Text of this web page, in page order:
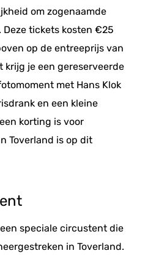
om zogenaamde
Deze tickets kosten €25
op de entreeprijs van
krijg je een gereserveerde
met Hans Klok
en een kleine
korting is voor
Toverland is op dit
speciale circustent die
in Toverland.